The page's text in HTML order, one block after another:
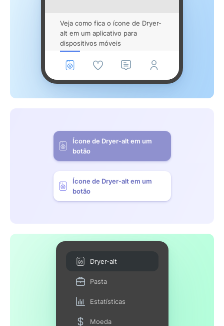
Veja como fica o ícone de Dryer-
alt em um aplicativo para
dispositivos móveis
Ícone de Dryer-alt em um
botão
Ícone de Dryer-alt em um
botão
Dryer-alt
Pasta
Estatísticas
Moeda